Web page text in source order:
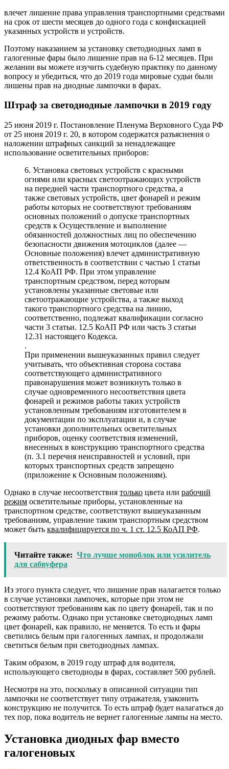
влечет лишение права управления транспортными средствами
на срок от шести месяцев до одного года с конфискацией
указанных устройств и устройств.
Поэтому наказанием за установку светодиодных ламп в
галогенные фары было лишение прав на 6-12 месяцев. При
желании вы можете изучить судебную практику по данному
вопросу и убедиться, что до 2019 года мировые судьи были
лишены прав на диодные лампочки в фарах.
Штраф за светодиодные лампочки в 2019 году
25 июня 2019 г. Постановление Пленума Верховного Суда РФ
от 25 июня 2019 г. 20, в котором содержатся разъяснения о
наложении штрафных санкций за ненадлежащее
использование осветительных приборов:
6. Установка световых устройств с красными
огнями или красных светоотражающих устройств
на передней части транспортного средства, а
также световых устройств, цвет фонарей и режим
работы которых не соответствуют требованиям
основных положений о допуске транспортных
средств к Осуществление и выполнение
обязанностей должностных лиц по обеспечению
безопасности движения мотоциклов (далее —
Основные положения) влечет административную
ответственность в соответствии с частью 1 статьи
12.4 КоАП РФ. При этом управление
транспортным средством, перед которым
установлены указанные световые или
светоотражающие устройства, а также выход
такого транспортного средства на линию,
соответственно, подлежат квалификации согласно
части 3 статьи. 12.5 КоАП РФ или часть 3 статьи
12.31 настоящего Кодекса.
.
При применении вышеуказанных правил следует
учитывать, что объективная сторона состава
соответствующего административного
правонарушения может возникнуть только в
случае одновременного несоответствия цвета
фонарей и режимов работы таких устройств
установленным требованиям изготовителем в
документации по эксплуатации и, в случае
установки дополнительных осветительных
приборов, оценку соответствия изменений,
внесенных в конструкцию транспортного средства
(п. 3.1 перечня неисправностей и условий, при
которых транспортных средств запрещено
(приложение к Основным положениям).
Однако в случае несоответствия только цвета или рабочий
режим осветительные приборы, установленные на
транспортном средстве, соответствуют вышеуказанным
требованиям, управление таким транспортным средством
может быть квалифицируется по ч. 1 ст. 12.5 КоАП РФ.
Читайте также: Что лучше моноблок или усилитель
для сабвуфера
Из этого пункта следует, что лишение прав налагается только
в случае установки лампочек, которые при этом не
соответствуют требованиям как по цвету фонарей, так и по
режиму работы. Однако при установке светодиодных ламп
цвет фонарей, как правило, не меняется. То есть и фары
светились белым при галогенных лампах, и продолжали
светиться белым при светодиодных лампах.
Таким образом, в 2019 году штраф для водителя,
использующего светодиоды в фарах, составляет 500 рублей.
Несмотря на это, поскольку в описанной ситуации тип
лампочки не соответствует типу отражателя, узаконить
конструкцию не получится. То есть штраф будет налагаться до
тех пор, пока водитель не вернет галогенные лампы на место.
Установка диодных фар вместо
галогеновых